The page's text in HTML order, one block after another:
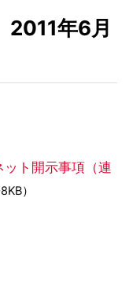
年6月
ト開示事項（連
）